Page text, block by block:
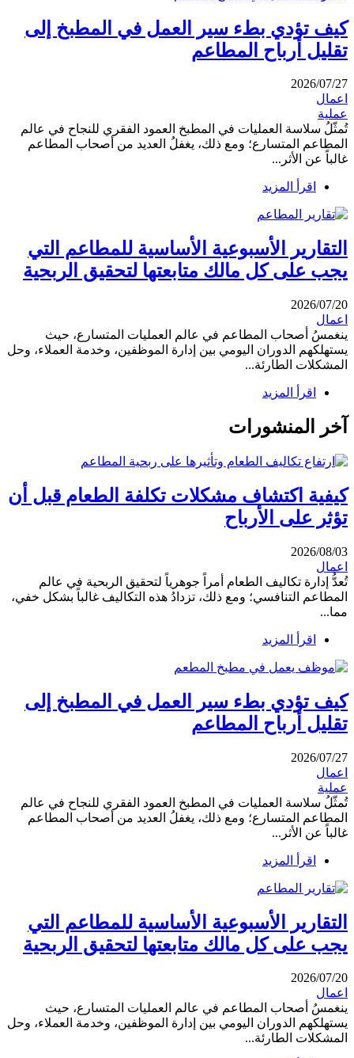
كيف تؤدي بطء سير العمل في المطبخ إلى
تقليل أرباح المطاعم
2026/07/27
اعمال
عملية
تُمثّلُ سلاسة العمليات في المطبخ العمود الفقري للنجاح في عالم
المطاعم المتسارع؛ ومع ذلك، يغفلُ العديد من أصحاب المطاعم
غالباً عن الأثر...
اقرأ المزيد
التقارير الأسبوعية الأساسية للمطاعم التي
يجب على كل مالك متابعتها لتحقيق الربحية
2026/07/20
اعمال
ينغمسُ أصحاب المطاعم في عالم العمليات المتسارع، حيث
يستهلكهم الدوران اليومي بين إدارة الموظفين، وخدمة العملاء، وحل
المشكلات الطارئة...
اقرأ المزيد
آخر المنشورات
كيفية اكتشاف مشكلات تكلفة الطعام قبل أن
تؤثر على الأرباح
2026/08/03
اعمال
تُعدُّ إدارة تكاليف الطعام أمراً جوهرياً لتحقيق الربحية في عالم
المطاعم التنافسي؛ ومع ذلك، تزدادُ هذه التكاليف غالباً بشكل خفي،
مما...
اقرأ المزيد
كيف تؤدي بطء سير العمل في المطبخ إلى
تقليل أرباح المطاعم
2026/07/27
اعمال
عملية
تُمثّلُ سلاسة العمليات في المطبخ العمود الفقري للنجاح في عالم
المطاعم المتسارع؛ ومع ذلك، يغفلُ العديد من أصحاب المطاعم
غالباً عن الأثر...
اقرأ المزيد
التقارير الأسبوعية الأساسية للمطاعم التي
يجب على كل مالك متابعتها لتحقيق الربحية
2026/07/20
اعمال
ينغمسُ أصحاب المطاعم في عالم العمليات المتسارع، حيث
يستهلكهم الدوران اليومي بين إدارة الموظفين، وخدمة العملاء، وحل
المشكلات الطارئة...